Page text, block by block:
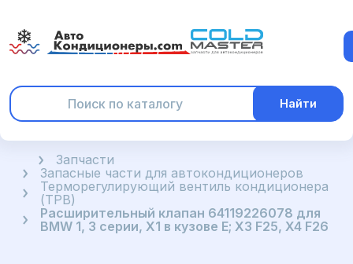
Найти
ГлавнаяЗапчасти
Запасные части для автокондиционеров
Терморегулирующий вентиль кондиционера
(ТРВ)
Расширительный клапан 64119226078 для
BMW 1, 3 серии, X1 в кузове E; X3 F25, X4 F26